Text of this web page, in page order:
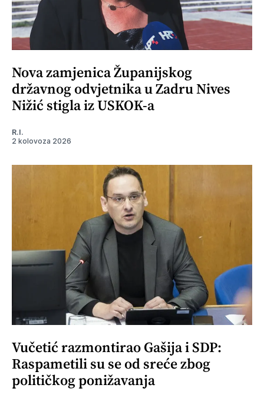
Nova zamjenica Županijskog
državnog odvjetnika u Zadru Nives
Nižić stigla iz USKOK-a
R.I.
2 kolovoza 2026
Vučetić razmontirao Gašija i SDP:
Raspametili su se od sreće zbog
političkog ponižavanja